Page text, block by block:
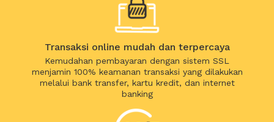
Transaksi online mudah dan terpercaya
Kemudahan pembayaran dengan sistem SSL
menjamin 100% keamanan transaksi yang dilakukan
melalui bank transfer, kartu kredit, dan internet
banking